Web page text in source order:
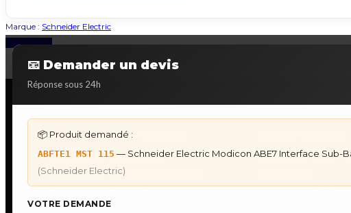
Marque : Schneider Electric
📧 Demander un devis
Réponse sous 24h
📦 Produit demandé :
ABFTE1 MST 115 — Schneider Electric Modicon ABE7 Interface Sub-
(Schneider Electric)
VOTRE DEMANDE
Back to Top
DÉPANNAGE AUTOMATES
Dépannage Siemens S7
Dépannage Schneider Modicon
Dépannage Mitsubishi Melsec
IHM Lauer PCS —
IHM Lauer GAME
Maintenance